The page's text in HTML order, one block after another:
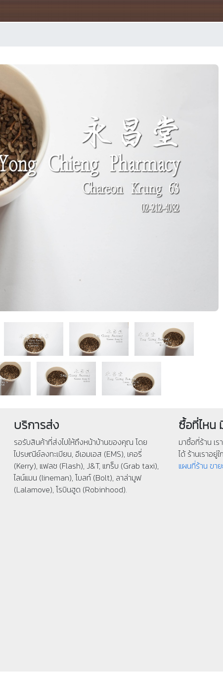
บริการส่ง
รอรับสินค้าที่ส่งไปให้ถึงหน้าบ้านของคุณ โดย
ไปรษณีย์ลงทะเบียน, อีเอมเอส (EMS), เคอรี่
(Kerry), แฟลช (Flash), J&T, แกร็บ (Grab taxi),
ไลน์แมน (lineman), โบลท์ (Bolt), ลาล่ามูฟ
(Lalamove), โรบินฮูด (Robinhood).
ซื้อที่ไหน
มาซื้อที่ร้าน เ
ได้ ร้านเราอยู่
แผนที่ร้าน ขา